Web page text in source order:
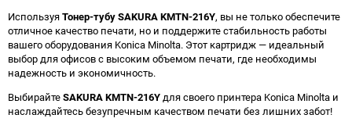
ИспользуяТонер-тубу SAKURA KMTN-216Y, вы не только обеспечите
отличное качество печати, но и поддержите стабильность работы
вашего оборудования Konica Minolta. Этот картридж — идеальный
выбор для офисов с высоким объемом печати, где необходимы
надежность и экономичность.
ВыбирайтеSAKURA KMTN-216Yдля своего принтера Konica Minolta и
наслаждайтесь безупречным качеством печати без лишних забот!